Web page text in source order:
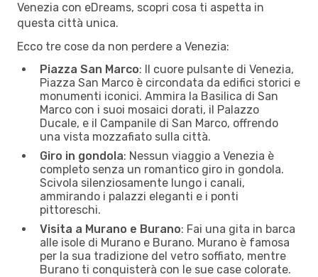
Venezia con eDreams, scopri cosa ti aspetta in
questa città unica.
Ecco tre cose da non perdere a Venezia:
Piazza San Marco: Il cuore pulsante di Venezia,
Piazza San Marco è circondata da edifici storici e
monumenti iconici. Ammira la Basilica di San
Marco con i suoi mosaici dorati, il Palazzo
Ducale, e il Campanile di San Marco, offrendo
una vista mozzafiato sulla città.
Giro in gondola: Nessun viaggio a Venezia è
completo senza un romantico giro in gondola.
Scivola silenziosamente lungo i canali,
ammirando i palazzi eleganti e i ponti
pittoreschi.
Visita a Murano e Burano: Fai una gita in barca
alle isole di Murano e Burano. Murano è famosa
per la sua tradizione del vetro soffiato, mentre
Burano ti conquisterà con le sue case colorate.